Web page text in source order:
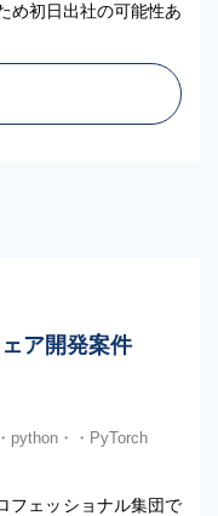
め初日出社の可能性あ
ア開発案件
python・・PyTorch
フェッショナル集団で